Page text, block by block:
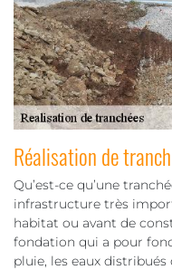
Réalisation de
Qu’est-ce qu’une
infrastructure très
habitat ou avant de
fondation qui a pour
pluie, les eaux distribués